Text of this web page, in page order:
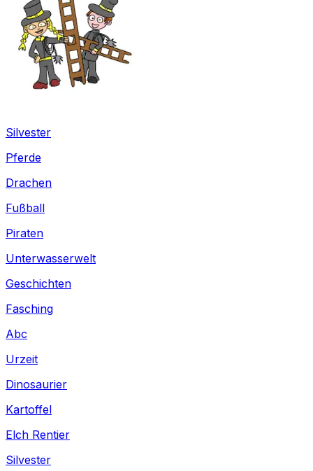
Silvester
Pferde
Drachen
Fußball
Piraten
Unterwasserwelt
Geschichten
Fasching
Abc
Urzeit
Dinosaurier
Kartoffel
Elch Rentier
Silvester